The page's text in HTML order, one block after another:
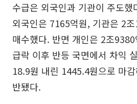
수급은 외국인과 기관이 주도했
외국인은 7165억원, 기관은 2
매수했다. 반면 개인은 2조
급락 이후 반등 국면에서 차익
18.9원 내린 1445.4원으로 마
반됐다.